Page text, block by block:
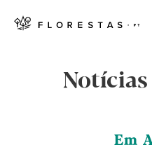
Notícias
Em